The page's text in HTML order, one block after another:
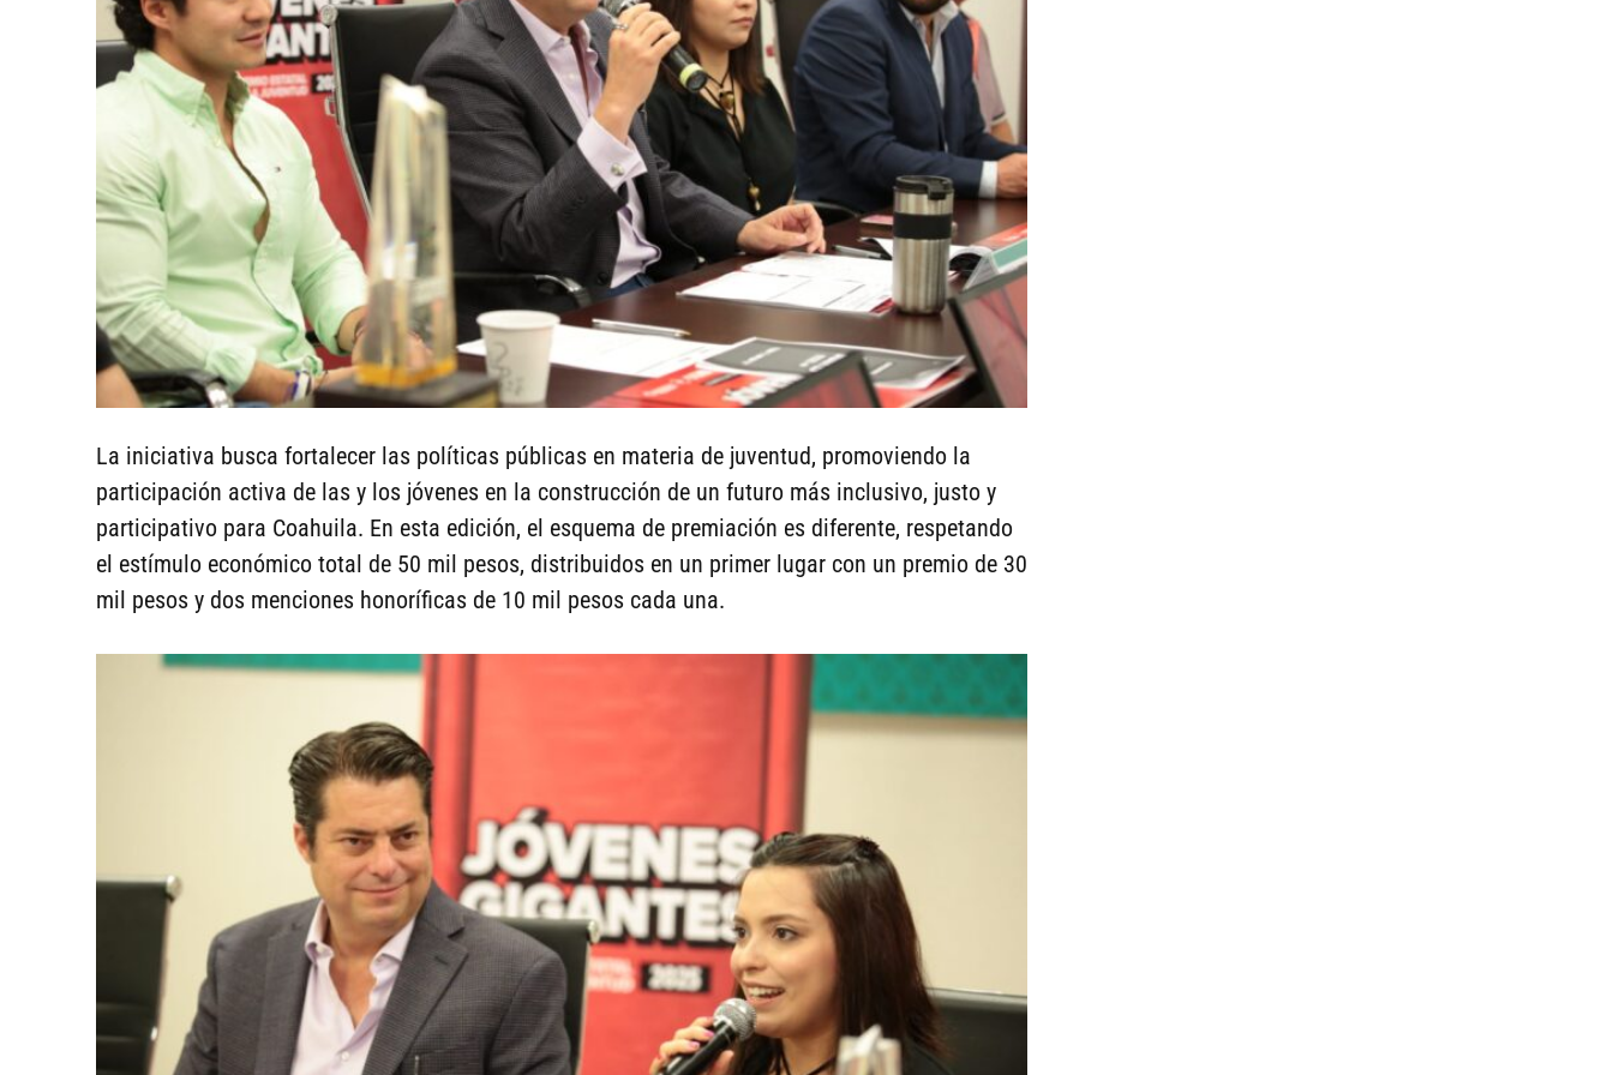
La iniciativa busca fortalecer las políticas públicas en materia de juventud, promoviendo la
participación activa de las y los jóvenes en la construcción de un futuro más inclusivo, justo y
participativo para Coahuila. En esta edición, el esquema de premiación es diferente, respetando
el estímulo económico total de 50 mil pesos, distribuidos en un primer lugar con un premio de 30
mil pesos y dos menciones honoríficas de 10 mil pesos cada una.